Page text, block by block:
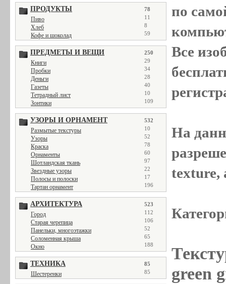
ПРОДУКТЫ 78
Пиво 11
Хлеб 8
Кофе и шоколад 59
ПРЕДМЕТЫ И ВЕЩИ 250
Книги 29
Пробки 34
Деньги 28
Газеты 40
Тетрадный лист 10
Зонтики 109
УЗОРЫ И ОРНАМЕНТ 532
Размытые текстуры 10
Узоры 52
Краска 78
Орнаменты 60
Шотландская ткань 97
Звездные узоры 22
Полосы и полоски 17
Тартан орнамент 196
АРХИТЕКТУРА 523
Город 112
Старая черепица 106
Панельки, многоэтажки 52
Соломенная крыша 65
Окно 188
ТЕХНИКА 85
Шестеренки 85
по
Все
На
texture,
green